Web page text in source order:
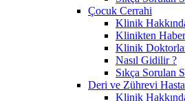
Çocuk Cerrahi
Klinik
Klinikten
Klinik
Nasıl Gidilir ?
Sıkça Sorulan
Deri ve Zührevi
Klinik